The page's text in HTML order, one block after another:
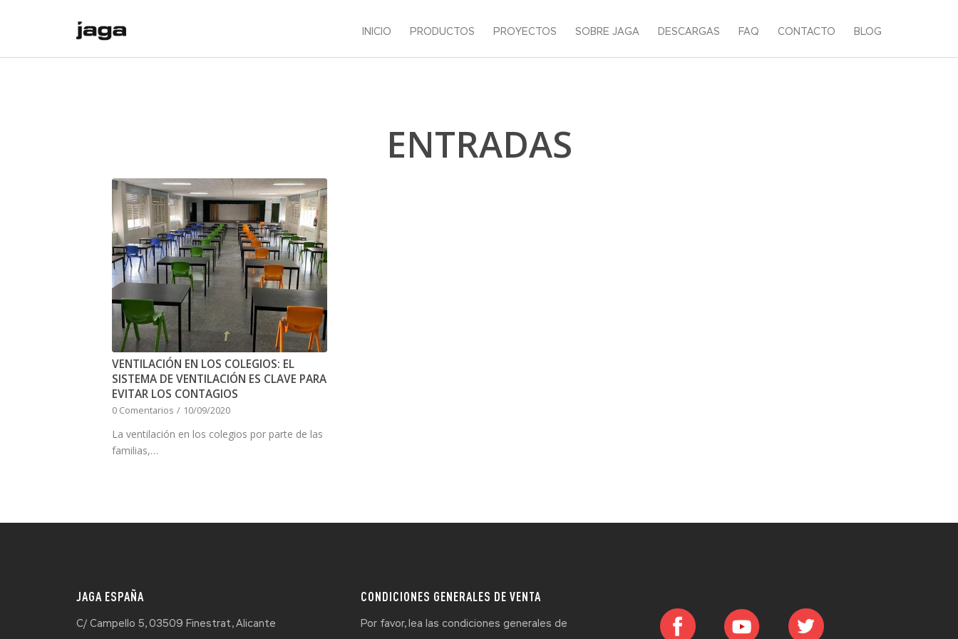
INICIO PRODUCTOS PROYECTOS SOBRE JAGA DESCARGAS FAQ CONTACTO BLOG
ENTRADAS
VENTILACIÓN EN LOS COLEGIOS: EL
SISTEMA DE VENTILACIÓN ES CLAVE PARA
EVITAR LOS CONTAGIOS
0 Comentarios / 10/09/2020
La ventilación en los colegios por parte de las
familias,…
JAGA ESPAÑA
C/ Campello 5, 03509 Finestrat, Alicante
CONDICIONES GENERALES DE VENTA
Por favor, lea las condiciones generales de